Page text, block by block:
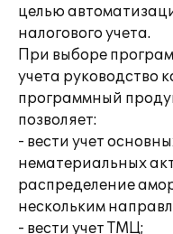
целью
налогового учета.
При выборе
учета руководство
программный
позволяет:
- вести учет
нематериальных
распределение
нескольким
- вести учет ТМЦ;